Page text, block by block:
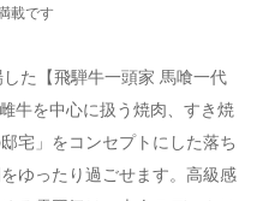
載です
た【飛騨牛一頭家 馬喰一代
牛を中心に扱う焼肉、すき焼
宅」をコンセプトにした落ち
ゆったり過ごせます。高級感